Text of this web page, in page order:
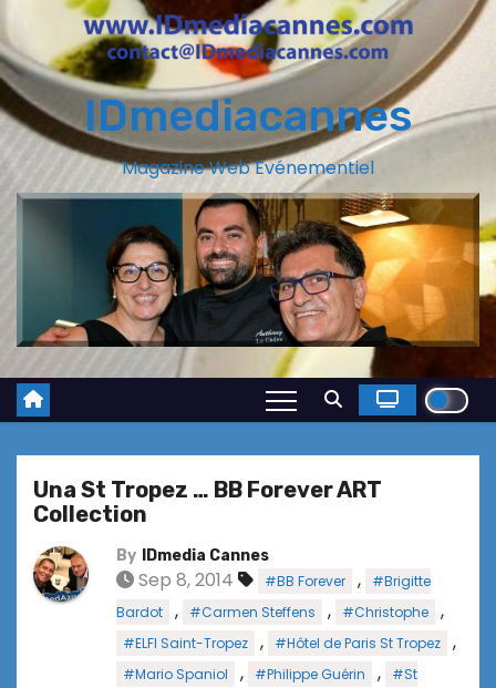
IDmediacannes
Magazine Web Evénementiel
Una St Tropez … BB Forever ART
Collection
By IDmedia Cannes
Sep 8, 2014 #BB Forever ,
#Brigitte
Bardot
, #Carmen Steffens , #Christophe ,
#ELFI Saint-Tropez , #Hôtel de Paris St Tropez ,
#Mario Spaniol , #Philippe Guérin ,
#St